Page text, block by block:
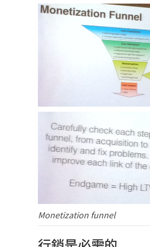
Monetization funnel